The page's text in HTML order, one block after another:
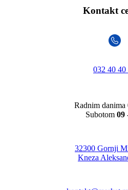
Kontakt
032 40 40
Radnim danima
Subotom 09
32300 Gornji
Kneza